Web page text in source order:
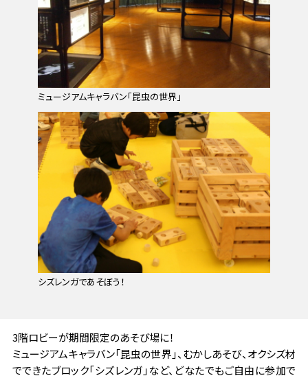
ミュージアムキャラバン「昆虫の世界」
シズレンガであそぼう！
3階ロビーが期間限定のあそび場に！
ミュージアムキャラバン「昆虫の世界」、むかしあそび、オクシズ材
でできたブロック「シズレンガ」など、どなたでもご自由に参加で